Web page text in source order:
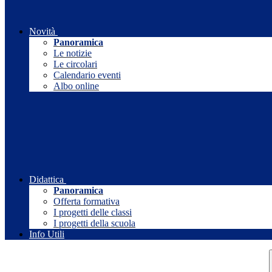
Novità
Panoramica
Le notizie
Le circolari
Calendario eventi
Albo online
Didattica
Panoramica
Offerta formativa
I progetti delle classi
I progetti della scuola
Info Utili